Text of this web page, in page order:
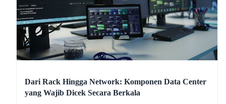
Dari Rack Hingga Network: Komponen Data Center
yang Wajib Dicek Secara Berkala